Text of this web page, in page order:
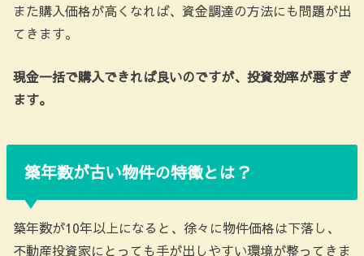
また購入価格が高くなれば、資金調達の方法にも問題が出
てきます。
現金一括で購入できれば良いのですが、投資効率が悪すぎ
ます。
築年数が古い物件の特徴とは？
築年数が10年以上になると、徐々に物件価格は下落し、
不動産投資家にとっても手が出しやすい環境が整ってきま